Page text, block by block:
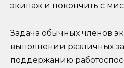
экипаж и покончить с
Задача обычных членов
выполнении различных
поддержанию